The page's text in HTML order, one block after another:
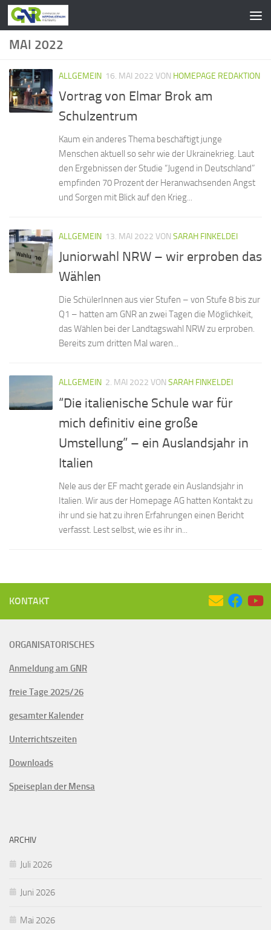
Zum Inhalt springen
MAI 2022
ALLGEMEIN 16. MAI 2022 VON HOMEPAGE REDAKTION
Vortrag von Elmar Brok am
Schulzentrum
Kaum ein anderes Thema beschäftigt junge
Menschen aktuell so sehr wie der Ukrainekrieg. Laut
den Ergebnissen der Studie “Jugend in Deutschland”
empfinden 70 Prozent der Heranwachsenden Angst
und Sorgen mit Blick auf den Krieg...
ALLGEMEIN 13. MAI 2022 VON SARAH FINKELDEI
Juniorwahl NRW – wir erproben das
Wählen
Die SchülerInnen aus vier Stufen – von Stufe 8 bis zur
Q1 – hatten am GNR an zwei Tagen die Möglichkeit,
das Wählen bei der Landtagswahl NRW zu erproben.
Bereits zum dritten Mal waren...
ALLGEMEIN 2. MAI 2022 VON SARAH FINKELDEI
“Die italienische Schule war für
mich definitiv eine große
Umstellung” – ein Auslandsjahr in
Italien
Nele aus der EF macht gerade ein Auslandsjahr in
Italien. Wir aus der Homepage AG hatten Kontakt zu
ihr und sie hat zu ihren Erfahrungen einen Bericht
verfasst. Lest selbst, wie es ihr in...
KONTAKT
ORGANISATORISCHES
Anmeldung am GNR
freie Tage 2025/26
gesamter Kalender
Unterrichtszeiten
Downloads
Speiseplan der Mensa
ARCHIV
Juli 2026
Juni 2026
Mai 2026